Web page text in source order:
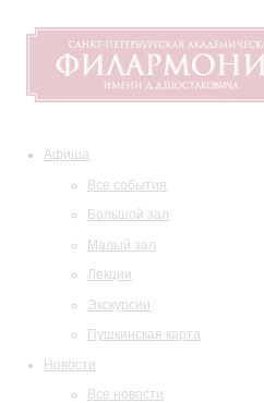
Афиша
Все события
Большой зал
Малый зал
Лекции
Экскурсии
Пушкинская карта
Новости
Все новости